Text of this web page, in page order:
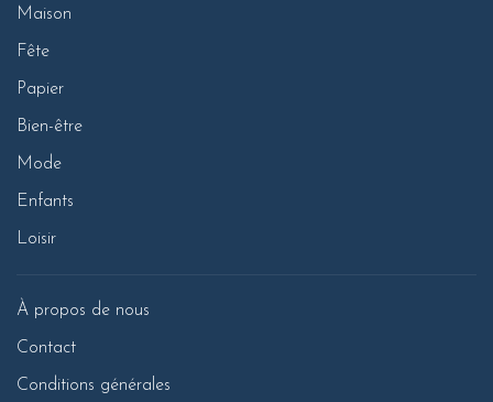
Maison
Fête
Papier
Bien-être
Mode
Enfants
Loisir
À propos de nous
Contact
Conditions générales